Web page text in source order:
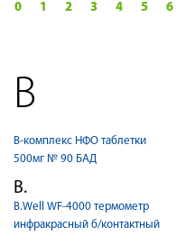
0 1 2 3 4 5 6
B
B-комплекс НФО таблетки
500мг № 90 БАД
B.
B.Well WF-4000 термометр
инфракрасный б/контактный